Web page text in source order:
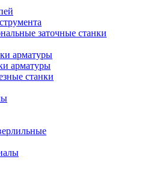
заточные станки
арматуры
арматуры
станки